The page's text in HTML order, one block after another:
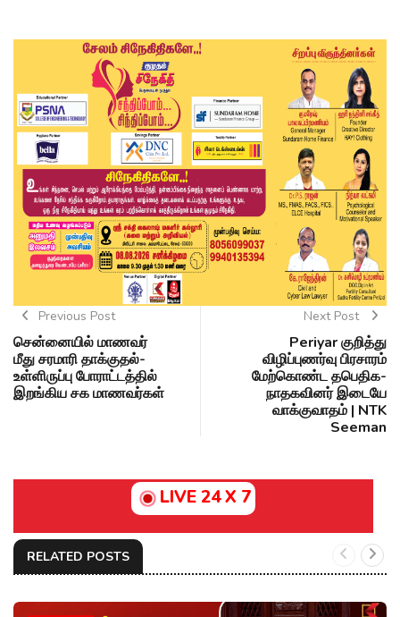
Previous Post
சென்னையில் மாணவர்
மீது சரமாரி தாக்குதல்-
உள்ளிருப்பு போராட்டத்தில்
இறங்கிய சக மாணவர்கள்
Next Post
Periyar குறித்து
விழிப்புணர்வு பிரசாரம்
மேற்கொண்ட தபெதிக-
நாதகவினர் இடையே
வாக்குவாதம் | NTK
Seeman
LIVE 24 X 7
RELATED POSTS